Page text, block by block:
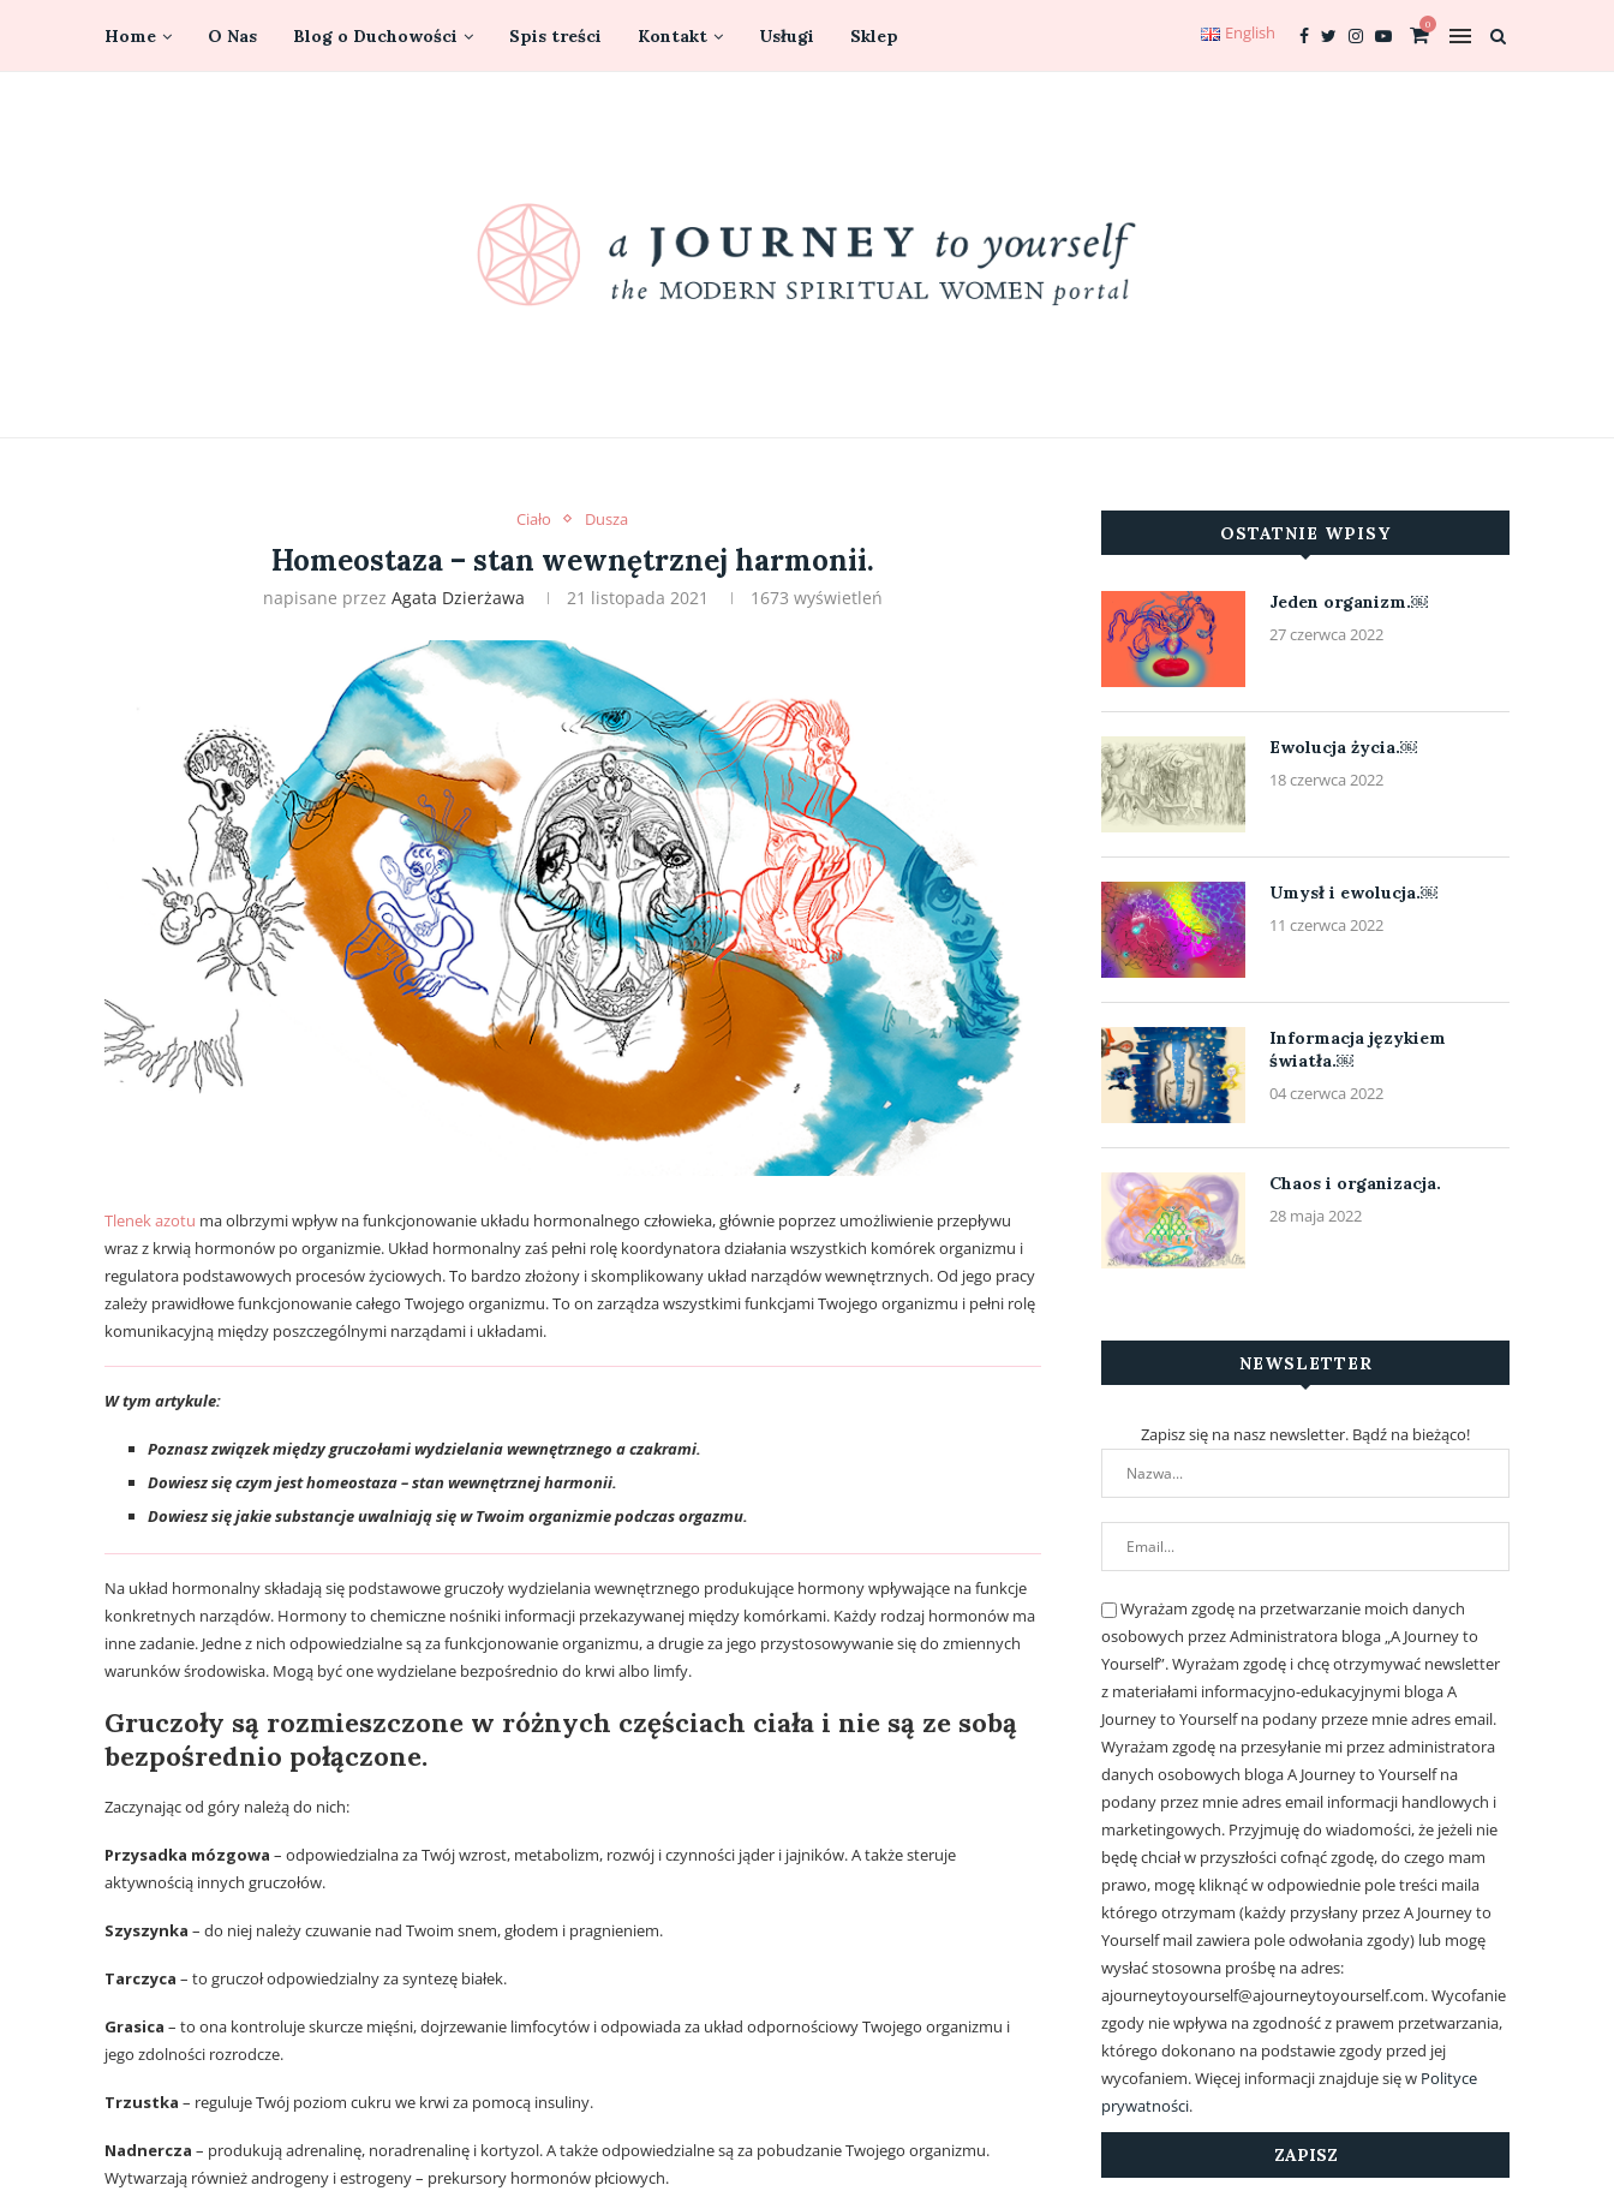
Home O Nas Blog o Duchowości Spis treści Kontakt Usługi Sklep
0
English
Ciało Dusza
Homeostaza – stan wewnętrznej harmonii.
napisane przez Agata Dzierżawa 21 listopada 2021 1673 wyświetleń
Tlenek azotu ma olbrzymi wpływ na funkcjonowanie układu hormonalnego człowieka, głównie poprzez umożliwienie przepływu
wraz z krwią hormonów po organizmie. Układ hormonalny zaś pełni rolę koordynatora działania wszystkich komórek organizmu i
regulatora podstawowych procesów życiowych. To bardzo złożony i skomplikowany układ narządów wewnętrznych. Od jego pracy
zależy prawidłowe funkcjonowanie całego Twojego organizmu. To on zarządza wszystkimi funkcjami Twojego organizmu i pełni rolę
komunikacyjną między poszczególnymi narządami i układami.
W tym artykule:
Poznasz związek między gruczołami wydzielania wewnętrznego a czakrami.
Dowiesz się czym jest homeostaza – stan wewnętrznej harmonii.
Dowiesz się jakie substancje uwalniają się w Twoim organizmie podczas orgazmu.
Na układ hormonalny składają się podstawowe gruczoły wydzielania wewnętrznego produkujące hormony wpływające na funkcje
konkretnych narządów. Hormony to chemiczne nośniki informacji przekazywanej między komórkami. Każdy rodzaj hormonów ma
inne zadanie. Jedne z nich odpowiedzialne są za funkcjonowanie organizmu, a drugie za jego przystosowywanie się do zmiennych
warunków środowiska. Mogą być one wydzielane bezpośrednio do krwi albo limfy.
Gruczoły są rozmieszczone w różnych częściach ciała i nie są ze sobą
bezpośrednio połączone.
Zaczynając od góry należą do nich:
Przysadka mózgowa – odpowiedzialna za Twój wzrost, metabolizm, rozwój i czynności jąder i jajników. A także steruje
aktywnością innych gruczołów.
Szyszynka – do niej należy czuwanie nad Twoim snem, głodem i pragnieniem.
Tarczyca – to gruczoł odpowiedzialny za syntezę białek.
Grasica – to ona kontroluje skurcze mięśni, dojrzewanie limfocytów i odpowiada za układ odpornościowy Twojego organizmu i
jego zdolności rozrodcze.
Trzustka – reguluje Twój poziom cukru we krwi za pomocą insuliny.
Nadnercza – produkują adrenalinę, noradrenalinę i kortyzol. A także odpowiedzialne są za pobudzanie Twojego organizmu.
Wytwarzają również androgeny i estrogeny – prekursory hormonów płciowych.
OSTATNIE WPISY
Jeden organizm.￼
27 czerwca 2022
Ewolucja życia.￼
18 czerwca 2022
Umysł i ewolucja.￼
11 czerwca 2022
Informacja językiem
światła.￼
04 czerwca 2022
Chaos i organizacja.
28 maja 2022
NEWSLETTER
Zapisz się na nasz newsletter. Bądź na bieżąco!
Wyrażam zgodę na przetwarzanie moich danych
osobowych przez Administratora bloga „A Journey to
Yourself”. Wyrażam zgodę i chcę otrzymywać newsletter
z materiałami informacyjno-edukacyjnymi bloga A
Journey to Yourself na podany przeze mnie adres email.
Wyrażam zgodę na przesyłanie mi przez administratora
danych osobowych bloga A Journey to Yourself na
podany przez mnie adres email informacji handlowych i
marketingowych. Przyjmuję do wiadomości, że jeżeli nie
będę chciał w przyszłości cofnąć zgodę, do czego mam
prawo, mogę kliknąć w odpowiednie pole treści maila
którego otrzymam (każdy przysłany przez A Journey to
Yourself mail zawiera pole odwołania zgody) lub mogę
wysłać stosowna prośbę na adres:
ajourneytoyourself@ajourneytoyourself.com. Wycofanie
zgody nie wpływa na zgodność z prawem przetwarzania,
którego dokonano na podstawie zgody przed jej
wycofaniem. Więcej informacji znajduje się w Polityce
prywatności.